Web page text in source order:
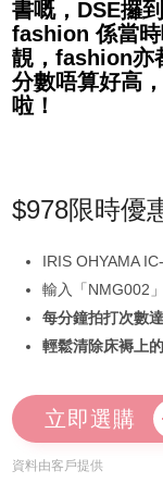
書嘅，DSE攞
fashion 係當時
靚，fashion亦
分數唔算好高
啦！
$978限時優
IRIS OHYAMA
輸入「NMG002
每分鐘拍打次數
輕鬆清除床褥上
立即選購
資料由客戶提供